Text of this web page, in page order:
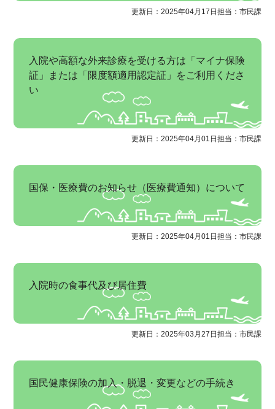
更新日：2025年04月17日 担当：市民課
入院や高額な外来診療を受ける方は「マイナ保険
証」または「限度額適用認定証」をご利用くださ
い
更新日：2025年04月01日 担当：市民課
国保・医療費のお知らせ（医療費通知）について
更新日：2025年04月01日 担当：市民課
入院時の食事代及び居住費
更新日：2025年03月27日 担当：市民課
国民健康保険の加入・脱退・変更などの手続き